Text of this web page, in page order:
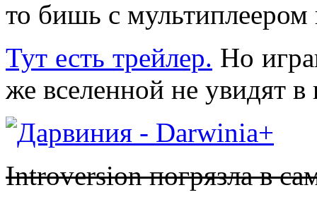
то бишь с
Тут есть трейлер. Но
же вселенной не увидят
Introversion погрязла в